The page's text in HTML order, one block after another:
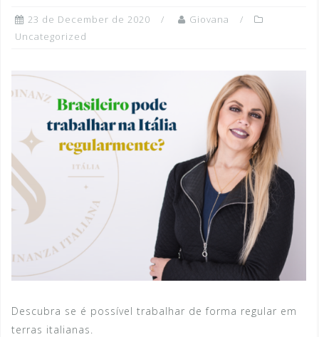
23 de December de 2020
Giovana
Uncategorized
Descubra se é possível trabalhar de forma regular em
terras italianas.